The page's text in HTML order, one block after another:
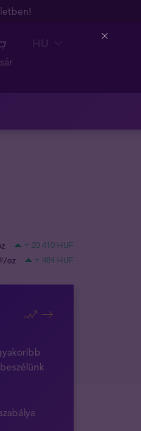
HU
+ 20 410 HUF
oz + 484 HUF
Close